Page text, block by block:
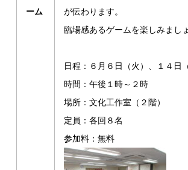
ーム
が伝わります。
臨場感あるゲームを楽しみまし
日程：６月６日（火）、１４日
時間：午後１時～２
場所：文化工作室（２階）
定員：各回８名
参加料：無料